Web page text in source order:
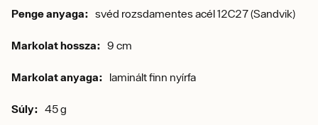
Penge anyaga: svéd rozsdamentes acél 12C27 (Sandvik)
Markolat hossza: 9 cm
Markolat anyaga: laminált finn nyírfa
Súly: 45 g